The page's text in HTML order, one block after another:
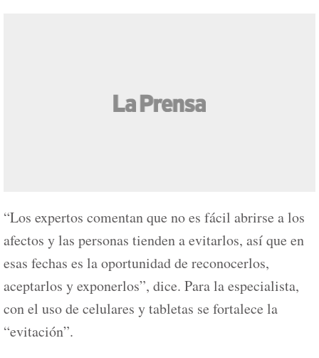
“Los expertos comentan que no es fácil abrirse a los
afectos y las personas tienden a evitarlos, así que en
esas fechas es la oportunidad de reconocerlos,
aceptarlos y exponerlos”, dice. Para la especialista,
con el uso de celulares y tabletas se fortalece la
“evitación”.